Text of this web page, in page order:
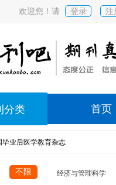
欢迎您！请 登录 注
分类 首页
毕业后医学教育杂志
不限 经济与管理科学